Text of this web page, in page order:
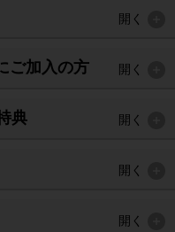
開く
ご加入の方 開く
典 開く
開く
開く